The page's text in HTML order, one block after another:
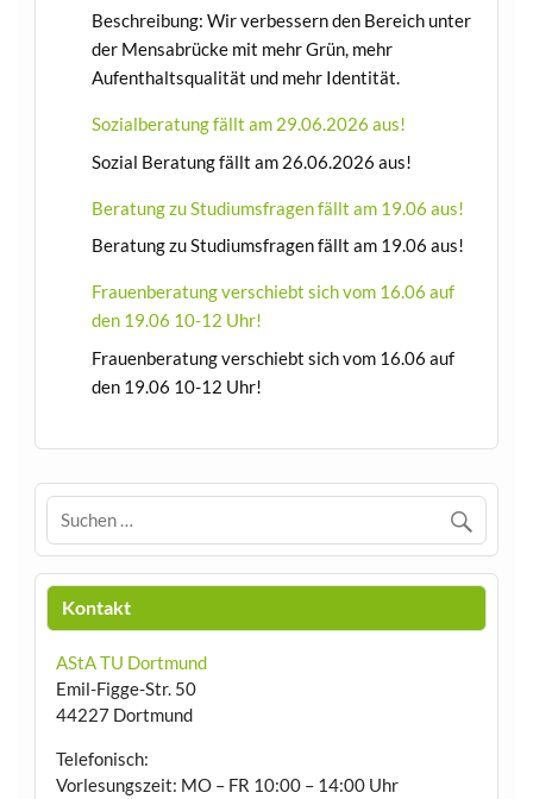
Beschreibung: Wir verbessern den Bereich unter
der Mensabrücke mit mehr Grün, mehr
Aufenthaltsqualität und mehr Identität.
Sozialberatung fällt am 29.06.2026 aus!
Sozial Beratung fällt am 26.06.2026 aus!
Beratung zu Studiumsfragen fällt am 19.06 aus!
Beratung zu Studiumsfragen fällt am 19.06 aus!
Frauenberatung verschiebt sich vom 16.06 auf
den 19.06 10-12 Uhr!
Frauenberatung verschiebt sich vom 16.06 auf
den 19.06 10-12 Uhr!
Kontakt
AStA TU Dortmund
Emil-Figge-Str. 50
44227 Dortmund
Telefonisch:
Vorlesungszeit: MO – FR 10:00 – 14:00 Uhr